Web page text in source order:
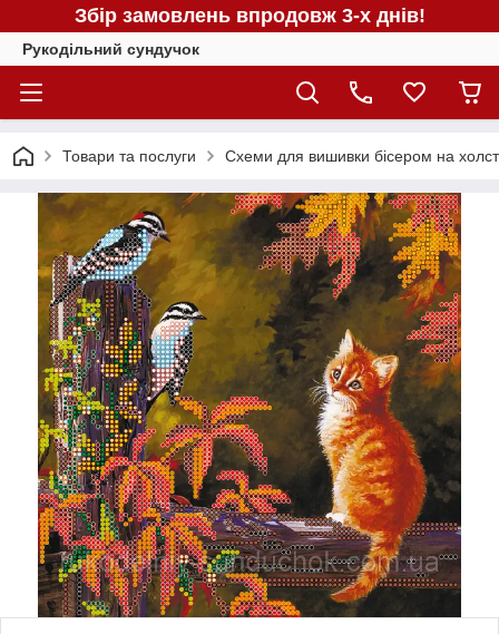
Збір замовлень впродовж 3-х днів!
Рукодільний сундучок
Товари та послуги Схеми для вишивки бісером на